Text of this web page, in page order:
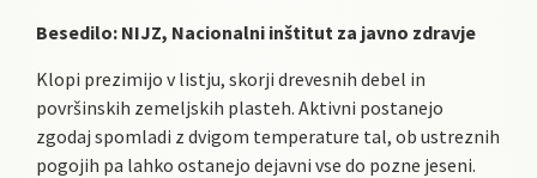
Besedilo: NIJZ, Nacionalni inštitut za javno zdravje
Klopi prezimijo v listju, skorji drevesnih debel in
površinskih zemeljskih plasteh. Aktivni postanejo
zgodaj spomladi z dvigom temperature tal, ob ustreznih
pogojih pa lahko ostanejo dejavni vse do pozne jeseni.